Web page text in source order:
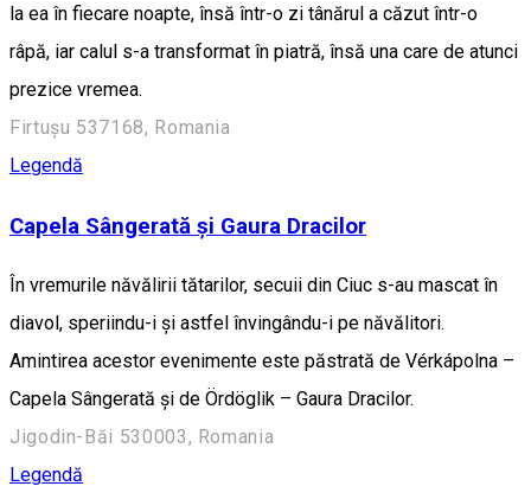
la ea în fiecare noapte, însă într-o zi tânărul a căzut într-o
râpă, iar calul s-a transformat în piatră, însă una care de atunci
prezice vremea.
Firtușu 537168, Romania
Legendă
Capela Sângerată și Gaura Dracilor
În vremurile năvălirii tătarilor, secuii din Ciuc s-au mascat în
diavol, speriindu-i și astfel învingându-i pe năvălitori.
Amintirea acestor evenimente este păstrată de Vérkápolna –
Capela Sângerată și de Ördöglik – Gaura Dracilor.
Jigodin-Băi 530003, Romania
Legendă